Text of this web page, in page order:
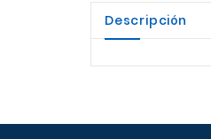
Descripción